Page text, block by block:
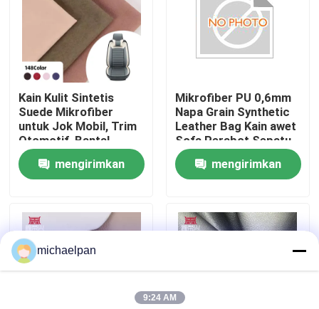
Wisata pabrik
Kontrol kualitas
Hubungi kami
Quote request suatu
Kulit palsu PVC
PU Kulit Imitasi
Bahan Kulit Mikrofiber
Kain Kulit Sintetis
Suede Mikrofiber
untuk Jok Mobil, Trim
Otomotif, Bantal,
Sofa, Tas, Dompet,
Casing, Sepatu -
Serbaguna untuk
mengirimkan
Mikrofiber PU 0,6mm
Napa Grain Synthetic
Leather Bag Kain awet
Sofa Perabot Sepatu
Dompet Mobil
Dekorasi Kerajinan
Luar ruangan
mengirimkan
michaelpan
9:24 AM